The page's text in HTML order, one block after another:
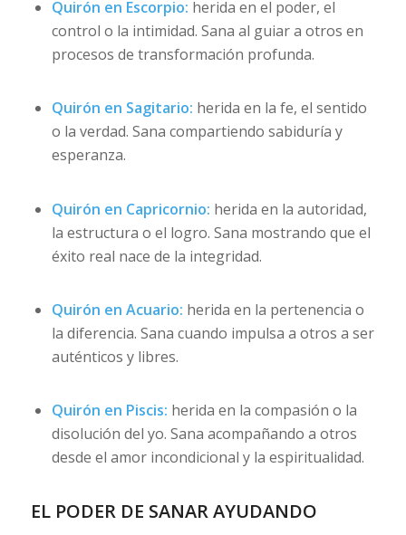
Quirón en Escorpio: herida en el poder, el
control o la intimidad. Sana al guiar a otros en
procesos de transformación profunda.
Quirón en Sagitario: herida en la fe, el sentido
o la verdad. Sana compartiendo sabiduría y
esperanza.
Quirón en Capricornio: herida en la autoridad,
la estructura o el logro. Sana mostrando que el
éxito real nace de la integridad.
Quirón en Acuario: herida en la pertenencia o
la diferencia. Sana cuando impulsa a otros a ser
auténticos y libres.
Quirón en Piscis: herida en la compasión o la
disolución del yo. Sana acompañando a otros
desde el amor incondicional y la espiritualidad.
EL PODER DE SANAR AYUDANDO